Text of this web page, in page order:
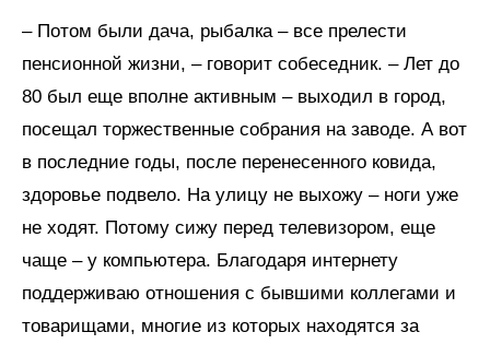
– Потом были дача, рыбалка – все прелести
пенсионной жизни, – говорит собеседник. – Лет до
80 был еще вполне активным – выходил в город,
посещал торжественные собрания на заводе. А вот
в последние годы, после перенесенного ковида,
здоровье подвело. На улицу не выхожу – ноги уже
не ходят. Потому сижу перед телевизором, еще
чаще – у компьютера. Благодаря интернету
поддерживаю отношения с бывшими коллегами и
товарищами, многие из которых находятся за